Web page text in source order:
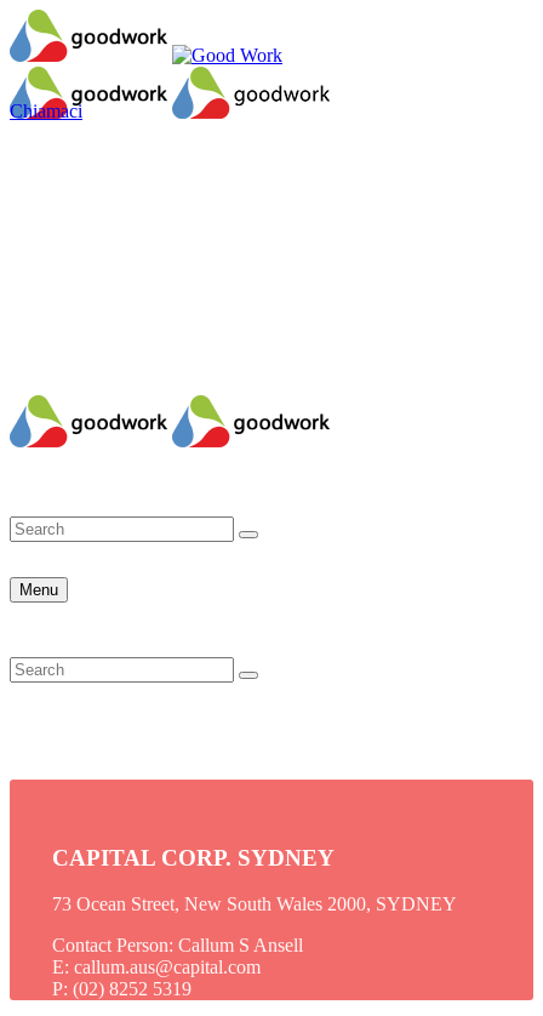
Chiamaci
Menu
CAPITAL CORP. SYDNEY
73 Ocean Street, New South Wales 2000, SYDNEY
Contact Person: Callum S Ansell
E: callum.aus@capital.com
P: (02) 8252 5319